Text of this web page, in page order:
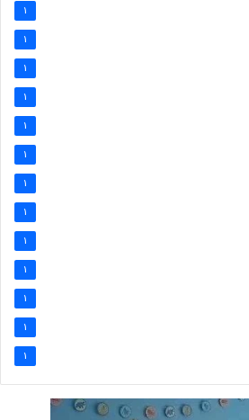
1
1
1
1
1
1
1
1
1
1
1
1
1